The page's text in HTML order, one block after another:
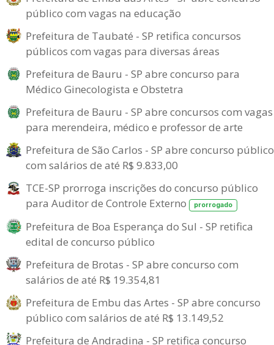
público com vagas na educação
Prefeitura de Taubaté - SP retifica concursos
públicos com vagas para diversas áreas
Prefeitura de Bauru - SP abre concurso para
Médico Ginecologista e Obstetra
Prefeitura de Bauru - SP abre concursos com vagas
para merendeira, médico e professor de arte
Prefeitura de São Carlos - SP abre concurso público
com salários de até R$ 9.833,00
TCE-SP prorroga inscrições do concurso público
para Auditor de Controle Externo
prorrogado
Prefeitura de Boa Esperança do Sul - SP retifica
edital de concurso público
Prefeitura de Brotas - SP abre concurso com
salários de até R$ 19.354,81
Prefeitura de Embu das Artes - SP abre concurso
público com salários de até R$ 13.149,52
Prefeitura de Andradina - SP retifica concurso